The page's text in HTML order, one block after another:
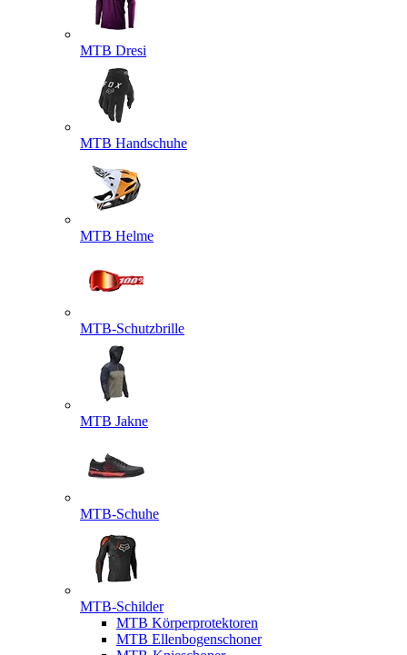
MTB Dresi
MTB Handschuhe
MTB Helme
MTB-Schutzbrille
MTB Jakne
MTB-Schuhe
MTB-Schilder
MTB Körperprotektoren
MTB Ellenbogenschoner